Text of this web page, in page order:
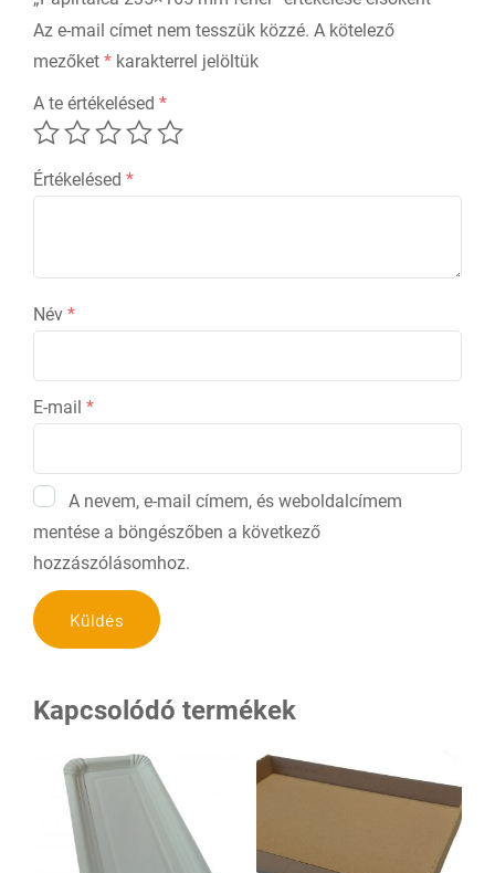
Az e-mail címet nem tesszük közzé. A kötelező
mezőket * karakterrel jelöltük
A te értékelésed *
Értékelésed *
Név *
E-mail *
A nevem, e-mail címem, és weboldalcímem
mentése a böngészőben a következő
hozzászólásomhoz.
Kapcsolódó termékek